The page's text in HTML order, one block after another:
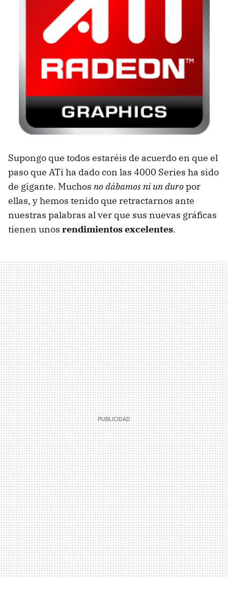
Supongo que todos estaréis de acuerdo en que el
paso que ATi ha dado con las 4000 Series ha sido
de gigante. Muchos no dábamos ni un duropor
ellas, y hemos tenido que retractarnos ante
nuestras palabras al ver que sus nuevas gráficas
tienen unos rendimientos excelentes.